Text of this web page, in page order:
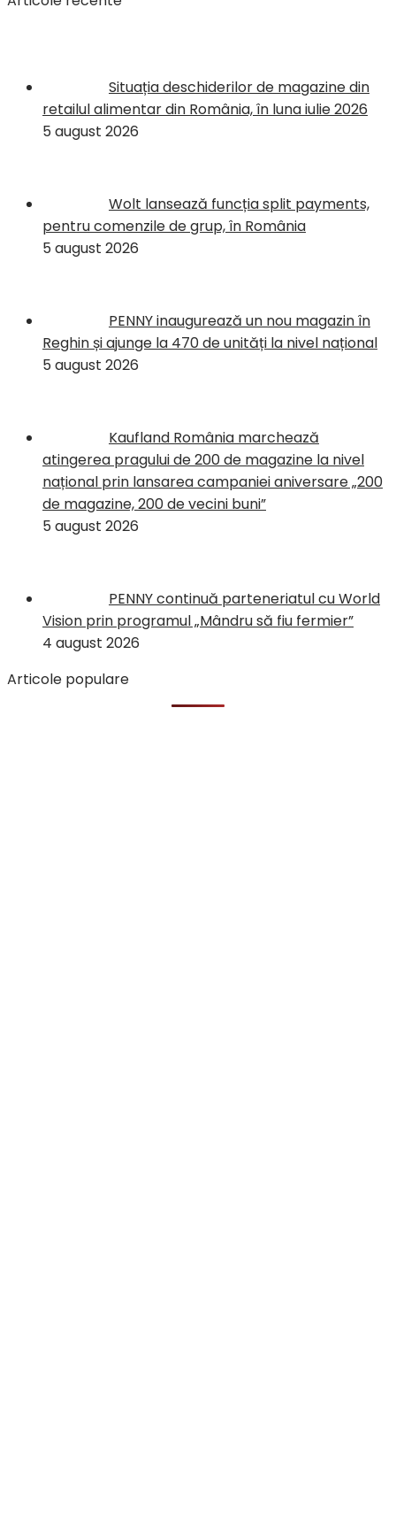
Situația deschiderilor de magazine din
retailul alimentar din România, în luna iulie 2026
5 august 2026
Wolt lansează funcția split payments,
pentru comenzile de grup, în România
5 august 2026
PENNY inaugurează un nou magazin în
Reghin și ajunge la 470 de unități la nivel național
5 august 2026
Kaufland România marchează
atingerea pragului de 200 de magazine la nivel
național prin lansarea campaniei aniversare „200
de magazine, 200 de vecini buni”
5 august 2026
PENNY continuă parteneriatul cu World
Vision prin programul „Mândru să fiu fermier”
4 august 2026
Articole populare